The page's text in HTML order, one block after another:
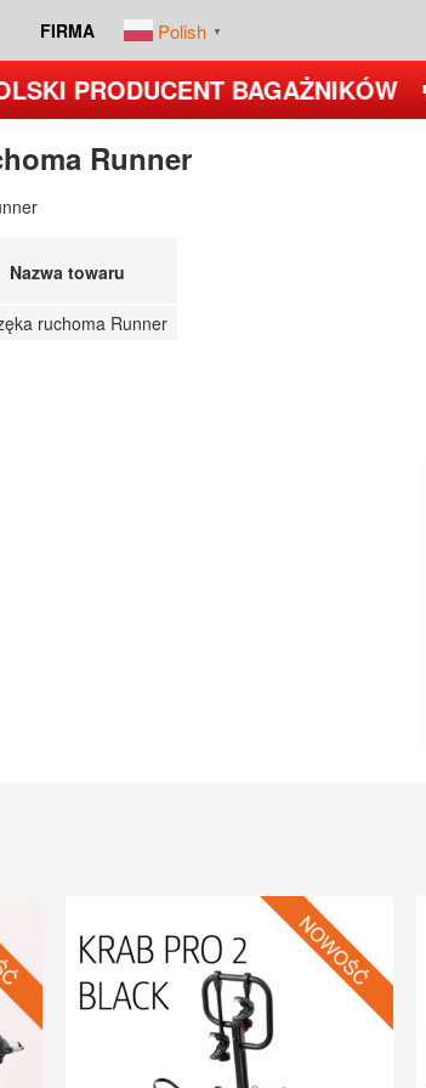
FIRMA Polish ▼
PRODUCENT BAGAŻNIKÓW
Runner
Nazwa towaru
ruchoma Runner